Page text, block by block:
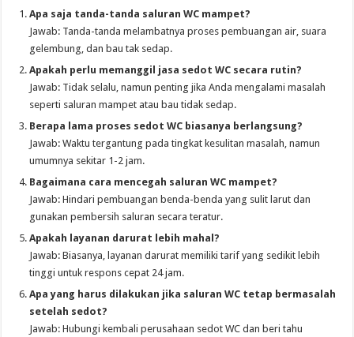
Apa saja tanda-tanda saluran WC mampet?
Jawab: Tanda-tanda melambatnya proses pembuangan air, suara
gelembung, dan bau tak sedap.
Apakah perlu memanggil jasa sedot WC secara rutin?
Jawab: Tidak selalu, namun penting jika Anda mengalami masalah
seperti saluran mampet atau bau tidak sedap.
Berapa lama proses sedot WC biasanya berlangsung?
Jawab: Waktu tergantung pada tingkat kesulitan masalah, namun
umumnya sekitar 1-2 jam.
Bagaimana cara mencegah saluran WC mampet?
Jawab: Hindari pembuangan benda-benda yang sulit larut dan
gunakan pembersih saluran secara teratur.
Apakah layanan darurat lebih mahal?
Jawab: Biasanya, layanan darurat memiliki tarif yang sedikit lebih
tinggi untuk respons cepat 24 jam.
Apa yang harus dilakukan jika saluran WC tetap bermasalah
setelah sedot?
Jawab: Hubungi kembali perusahaan sedot WC dan beri tahu